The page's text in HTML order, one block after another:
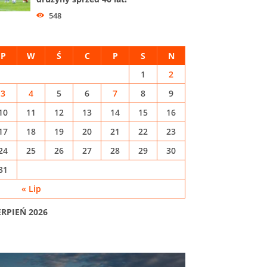
548
2026
P W Ś C P S N
« Lip
1
2
3
4 5 6 7 8
9
11 12 13 14 15
16
18 19 20 21 22
23
25 26 27 28 29
30